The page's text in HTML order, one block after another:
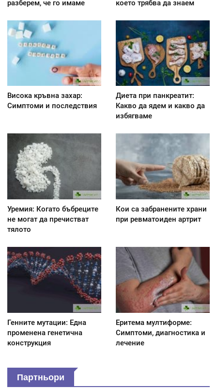
разберем, че го имаме което трябва да знаем
Висока кръвна захар:
Симптоми и последствия
Диета при панкреатит:
Kакво да ядем и какво да
избягваме
Уремия: Когато бъбреците
не могат да пречистват
тялото
Кои са забранените храни
при ревматоиден артрит
Генните мутации: Една
променена генетична
конструкция
Еритема мултиформе:
Симптоми, диагностика и
лечение
Партньори